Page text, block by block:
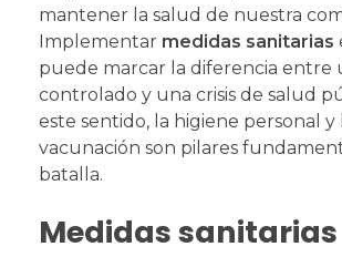
mantener la salud de nuestra
Implementar medidas sanitarias
puede marcar la diferencia entre
controlado y una crisis de salud
este sentido, la higiene personal y
vacunación son pilares
batalla.
Medidas sanitarias